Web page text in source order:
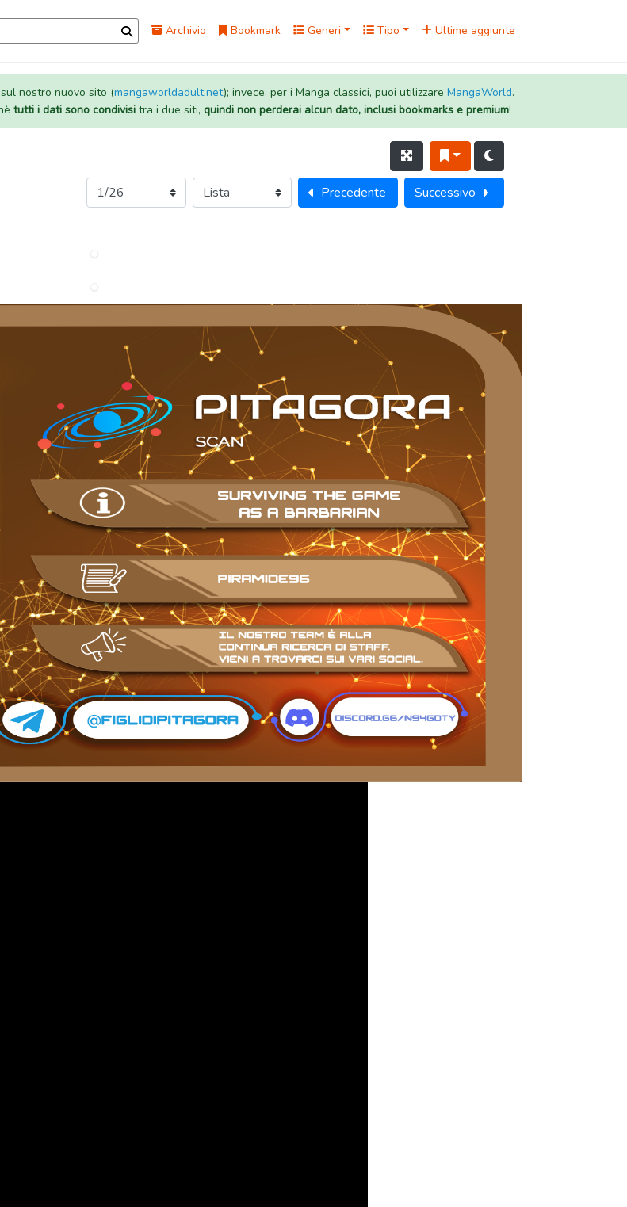
Archivio Bookmark Generi Tipo Ultime aggiunte
nostro nuovo sito (mangaworldadult.net); invece, per i Manga classici, puoi utilizzare MangaWorld.
tutti i dati sono condivisitra i due siti, quindi non perderai alcun dato, inclusi bookmarks e premium!
Precedente Successivo